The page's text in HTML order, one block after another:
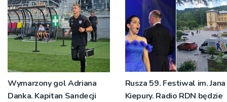
Wymarzony gol Adriana
Danka. Kapitan Sandecji
Rusza 59. Festiwal im. Jana
Kiepury. Radio RDN będzie